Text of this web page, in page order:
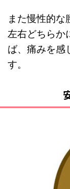
また慢性的な
左右どちらか
ば、痛みを感
す。